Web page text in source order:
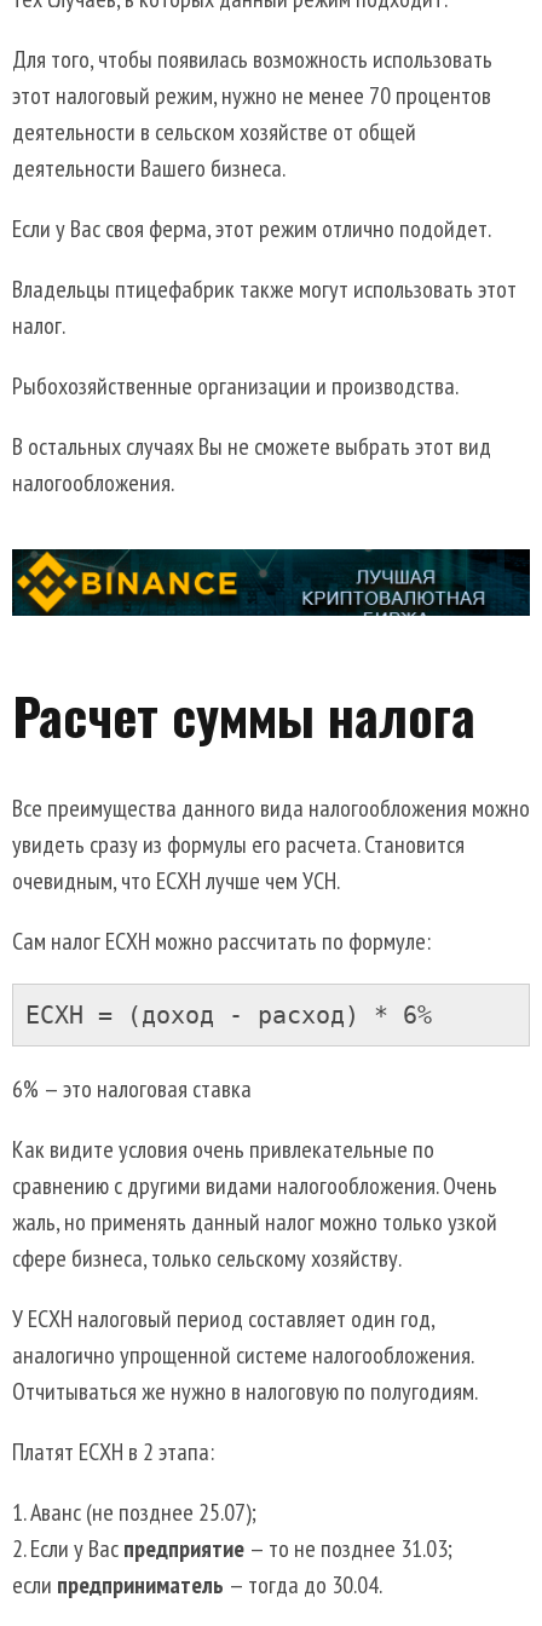
Для того, чтобы появилась возможность использовать
этот налоговый режим, нужно не менее 70 процентов
деятельности в сельском хозяйстве от общей
деятельности Вашего бизнеса.
Если у Вас своя ферма, этот режим отлично подойдет.
Владельцы птицефабрик также могут использовать этот
налог.
Рыбохозяйственные организации и производства.
В остальных случаях Вы не сможете выбрать этот вид
налогообложения.
Расчет суммы налога
Все преимущества данного вида налогообложения можно
увидеть сразу из формулы его расчета. Становится
очевидным, что ЕСХН лучше чем УСН.
Сам налог ЕСХН можно рассчитать по формуле:
ЕСХН = (доход - расход) * 6%
6% — это налоговая ставка
Как видите условия очень привлекательные по
сравнению с другими видами налогообложения. Очень
жаль, но применять данный налог можно только узкой
сфере бизнеса, только сельскому хозяйству.
У ЕСХН налоговый период составляет один год,
аналогично упрощенной системе налогообложения.
Отчитываться же нужно в налоговую по полугодиям.
Платят ЕСХН в 2 этапа:
Аванс (не позднее 25.07);
Если у Васпредприятие — то не позднее 31.03;
если предприниматель — тогда до 30.04.